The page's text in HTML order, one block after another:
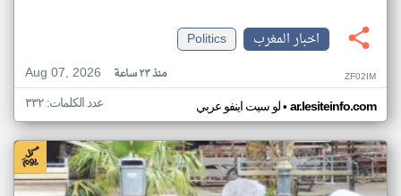
اخبار المغرب
Politics
Aug 07, 2026
منذ ٢٣ ساعة ZF02IM
لو سيت اينفو عربي• ar.lesiteinfo.com عدد الكلمات: ٣٣٢